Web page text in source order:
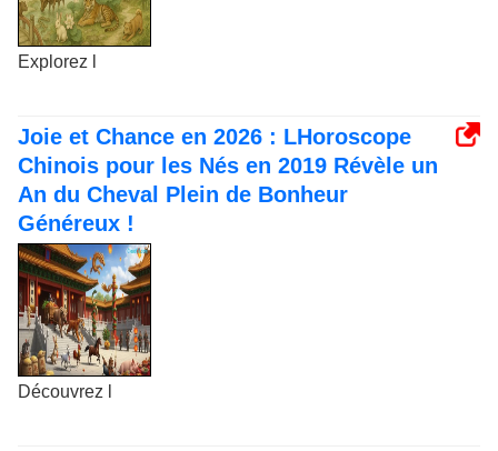
Explorez l
Joie et Chance en 2026 : LHoroscope
Chinois pour les Nés en 2019 Révèle un
An du Cheval Plein de Bonheur
Généreux !
Découvrez l